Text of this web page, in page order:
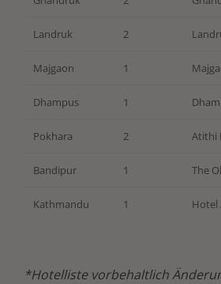
Landruk 2
Majgaon 1
Dhampus 1
Pokhara 2 Atithi
Bandipur 1 The
Kathmandu 1 Hotel
*Hotelliste vorbehaltlich